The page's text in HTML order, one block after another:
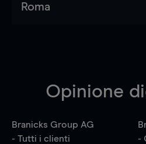
Roma
Opinione
Branicks Group AG
- Tutti i clienti
-